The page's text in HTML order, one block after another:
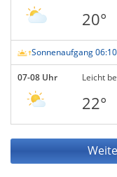
20°
Sonnenaufgang
07-08 Uhr Leicht
22°